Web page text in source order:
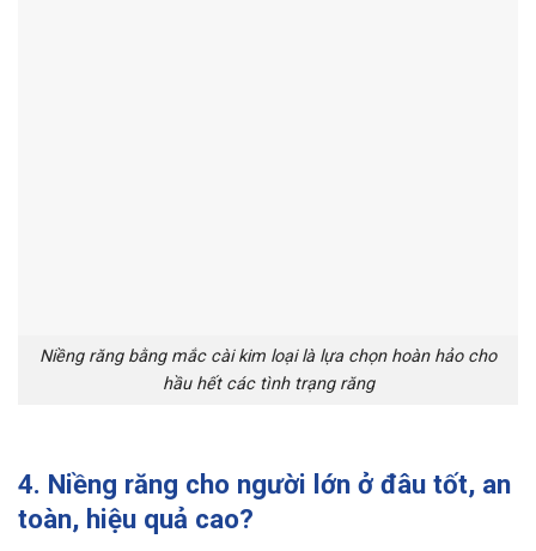
Niềng răng bằng mắc cài kim loại là lựa chọn hoàn hảo cho
hầu hết các tình trạng răng
4. Niềng răng cho người lớn ở đâu tốt, an
toàn, hiệu quả cao?